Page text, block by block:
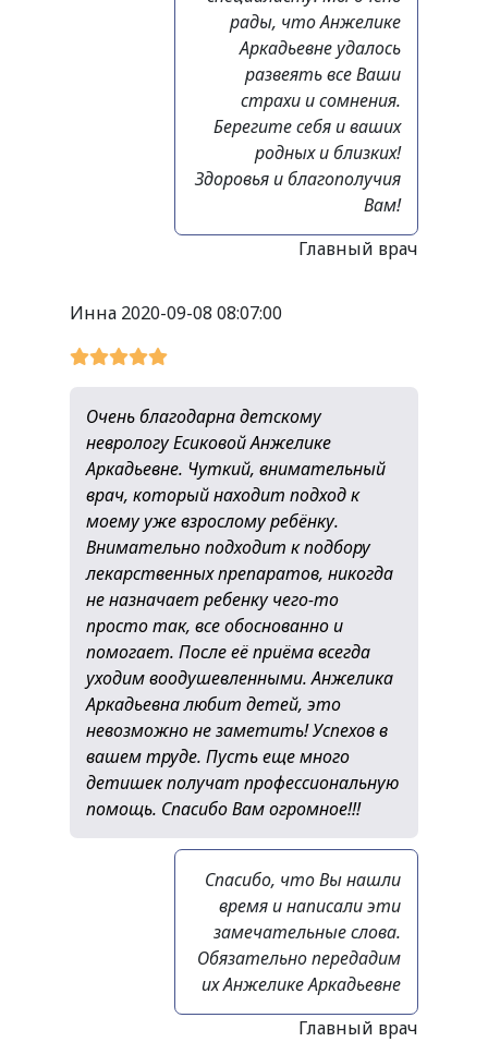
рады, что Анжелике
Аркадьевне удалось
развеять все Ваши
страхи и сомнения.
Берегите себя и ваших
родных и близких!
Здоровья и благополучия
Вам!
Главный врач
Инна 2020-09-08 08:07:00
Очень благодарна детскому
неврологу Есиковой Анжелике
Аркадьевне. Чуткий, внимательный
врач, который находит подход к
моему уже взрослому ребёнку.
Внимательно подходит к подбору
лекарственных препаратов, никогда
не назначает ребенку чего-то
просто так, все обоснованно и
помогает. После её приёма всегда
уходим воодушевленными. Анжелика
Аркадьевна любит детей, это
невозможно не заметить! Успехов в
вашем труде. Пусть еще много
детишек получат профессиональную
помощь. Спасибо Вам огромное!!!
Спасибо, что Вы нашли
время и написали эти
замечательные слова.
Обязательно передадим
их Анжелике Аркадьевне
Главный врач